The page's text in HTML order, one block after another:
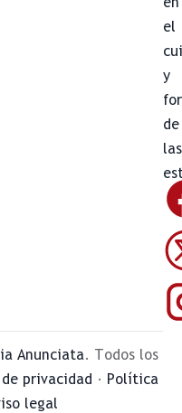
el
y
de
las
Anunciata. Todos los
privacidad · Política
legal